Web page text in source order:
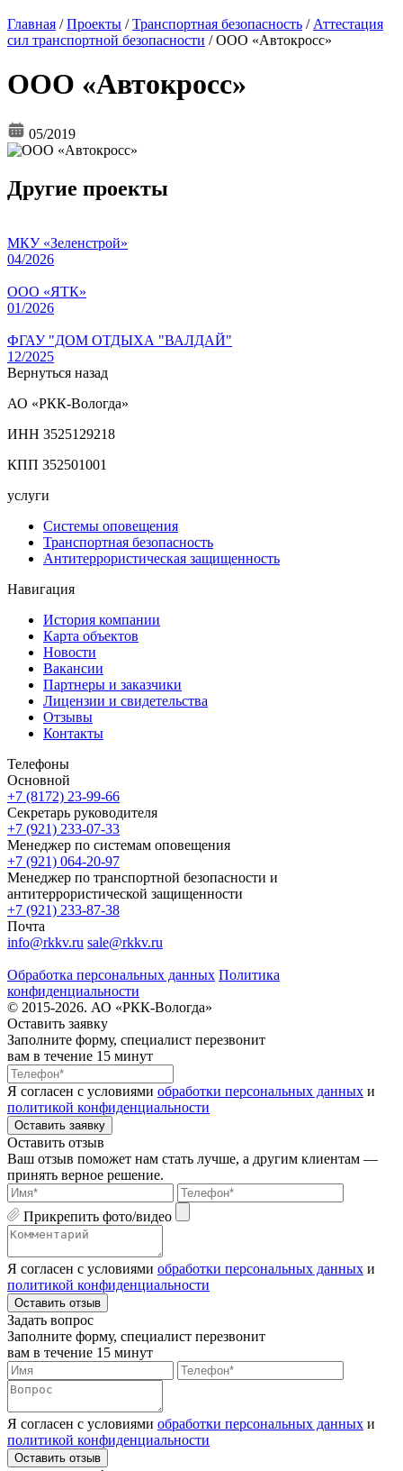
Главная /Проекты /Транспортная безопасность / Аттестация
сил транспортной безопасности /ООО «Автокросс»
ООО «Автокросс»
05/2019
Другие проекты
МКУ «Зеленстрой»
04/2026
ООО «ЯТК»
01/2026
ФГАУ "ДОМ ОТДЫХА "ВАЛДАЙ"
12/2025
Вернуться назад
АО «РКК-Вологда»
ИНН 3525129218
КПП 352501001
услуги
Системы оповещения
Транспортная безопасность
Антитеррористическая защищенность
Навигация
История компании
Карта объектов
Новости
Вакансии
Партнеры и заказчики
Лицензии и свидетельства
Отзывы
Контакты
Телефоны
Основной
+7 (8172) 23-99-66
Секретарь руководителя
+7 (921) 233-07-33
Менеджер по системам оповещения
+7 (921) 064-20-97
Менеджер по транспортной безопасности и
антитеррористической защищенности
+7 (921) 233-87-38
Почта
info@rkkv.ru sale@rkkv.ru
Обработка персональных данных Политика
конфиденциальности
© 2015-2026. АО «РКК-Вологда»
Оставить заявку
Заполните форму, специалист перезвонит
вам в течение 15 минут
Я согласен с условиями обработки персональных данных и
политикой конфиденциальности
Оставить заявку
Оставить отзыв
Ваш отзыв поможет нам стать лучше, а другим клиентам —
принять верное решение.
Прикрепить фото/видео
Я согласен с условиями обработки персональных данных и
политикой конфиденциальности
Оставить отзыв
Задать вопрос
Заполните форму, специалист перезвонит
вам в течение 15 минут
Я согласен с условиями обработки персональных данных и
политикой конфиденциальности
Оставить отзыв